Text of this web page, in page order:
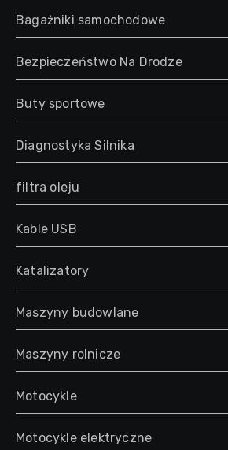
Bagażniki samochodowe
Bezpieczeństwo Na Drodze
Buty sportowe
Diagnostyka Silnika
filtra oleju
Kable USB
Katalizatory
Maszyny budowlane
Maszyny rolnicze
Motocykle
Motocykle elektryczne